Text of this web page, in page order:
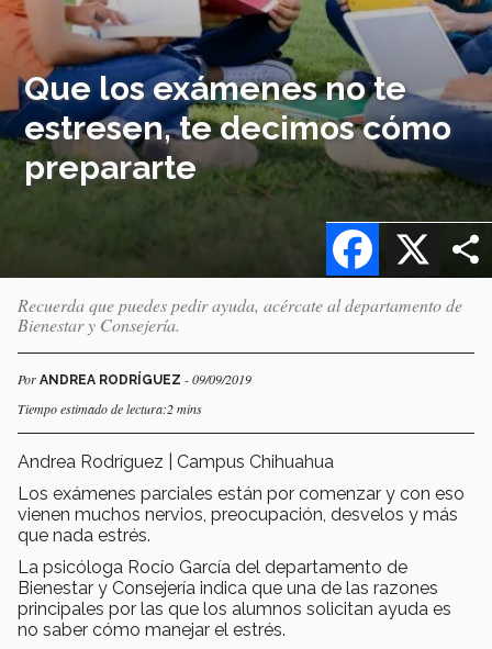
Que los exámenes no te
estresen, te decimos cómo
prepararte
X
Facebook
Recuerda que puedes pedir ayuda, acércate al departamento de
Bienestar y Consejería.
Por ANDREA RODRÍGUEZ - 09/09/2019
Tiempo estimado de lectura:2 mins
Andrea Rodríguez | Campus Chihuahua
Los exámenes parciales están por comenzar y con eso
vienen muchos nervios, preocupación, desvelos y más
que nada estrés.
La psicóloga Rocío García del departamento de
Bienestar y Consejería indica que una de las razones
principales por las que los alumnos solicitan ayuda es
no saber cómo manejar el estrés.